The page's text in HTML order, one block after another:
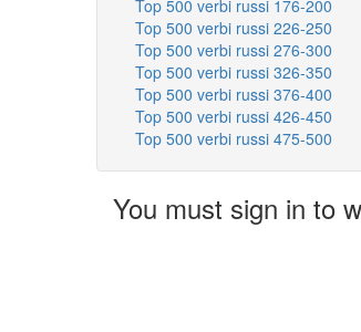
Top 500 verbi russi 176-200
Top 500 verbi russi 226-250
Top 500 verbi russi 276-300
Top 500 verbi russi 326-350
Top 500 verbi russi 376-400
Top 500 verbi russi 426-450
Top 500 verbi russi 475-500
You must sign in to